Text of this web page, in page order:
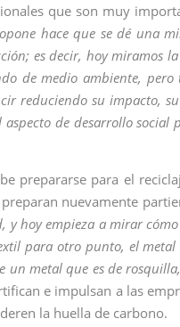
que son muy
hace que se dé una
es decir, hoy miramos
de medio ambiente,
reduciendo su impacto,
aspecto de desarrollo
prepararse para el
nuevamente
hoy empieza a mirar
para otro punto, el
un metal que es de
e impulsan a las
la huella de carbono.